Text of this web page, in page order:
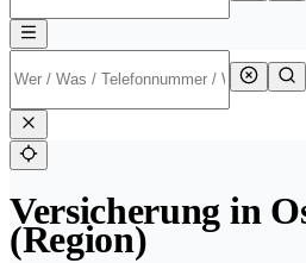
Versicherung in
(Region)